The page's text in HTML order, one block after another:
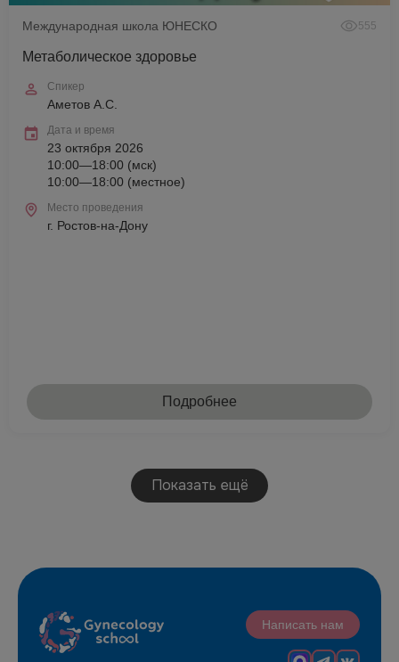
Международная школа ЮНЕСКО 555
Метаболическое здоровье
Спикер
Аметов А.С.
Дата и время
23 октября 2026
10:00—18:00 (мск)
10:00—18:00 (местное)
Место проведения
г. Ростов-на-Дону
Подробнее
Показать ещё
Написать нам